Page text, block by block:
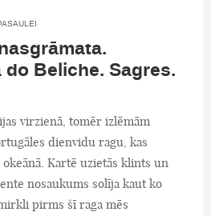
do Beliche. Sagres.
virzienā, tomēr izlēmām
dienvidu ragu, kas
Kartē uzietās klints un
nosaukums solīja kaut ko
pirms šī raga mēs